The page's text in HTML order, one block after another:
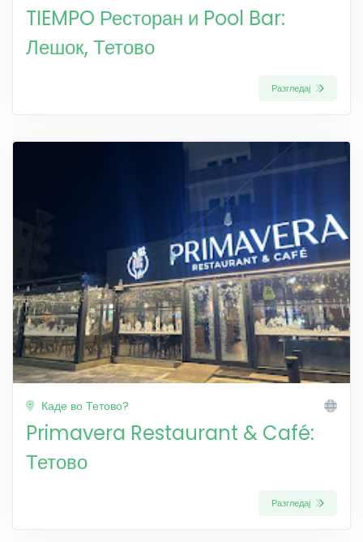
TIEMPO Ресторан и Pool Bar:
Лешок, Тетово
Разгледај
Каде во Тетово?
Primavera Restaurant & Café:
Тетово
Разгледај